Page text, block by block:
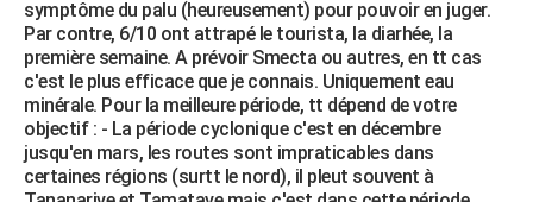
symptôme du palu (heureusement) pour pouvoir en juger.
Par contre, 6/10 ont attrapé le tourista, la diarhée, la
première semaine. A prévoir Smecta ou autres, en tt cas
c'est le plus efficace que je connais. Uniquement eau
minérale. Pour la meilleure période, tt dépend de votre
objectif : - La période cyclonique c'est en décembre
jusqu'en mars, les routes sont impraticables dans
certaines régions (surtt le nord), il pleut souvent à